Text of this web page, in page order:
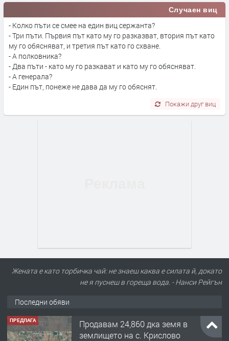
Случаен виц
- Колко пъти се смее на един виц сержанта?
- Три пъти. Първия път като му го разказват, втория път като
му го обясняват, и третия път като го схване.
- А полковника?
- Два пъти - като му го разкават и като му го обясняват.
- А генерала?
- Един път, понеже не дава да му го обяснят.
Покажи друг виц
Жената е като торбичка чай: не знаеш каква е силата й, докато
не я пуснеш в гореща вода. - Нанси Рейгън
Последни обяви
ПРЕДЛАГА
Продавам 24,860 дка земя в
землището на с. Крислово